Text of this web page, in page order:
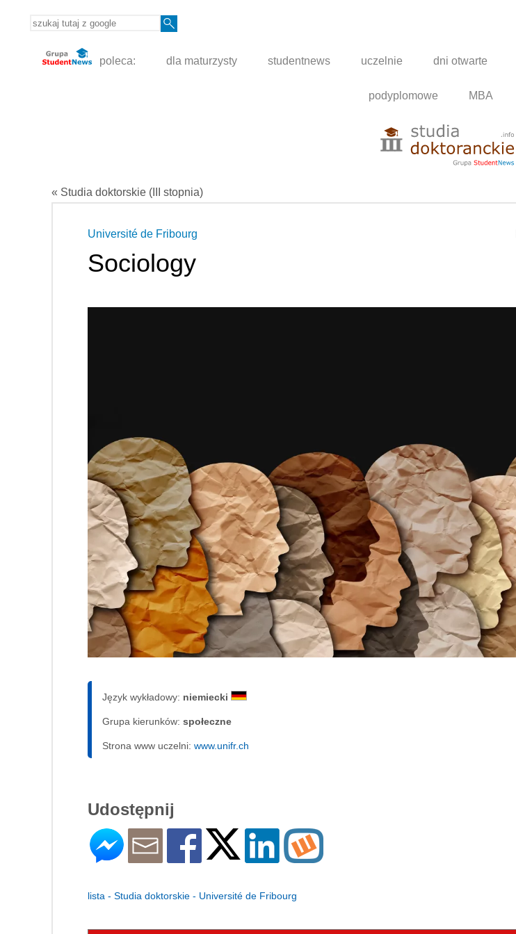
poleca: dla maturzysty studentnews uczelnie dni otwarte
podyplomowe MBA
« Studia doktorskie (III stopnia)
Université de Fribourg
Sociology
Język wykładowy: niemiecki
Grupa kierunków: społeczne
Strona www uczelni: www.unifr.ch
Udostępnij
lista - Studia doktorskie - Université de Fribourg